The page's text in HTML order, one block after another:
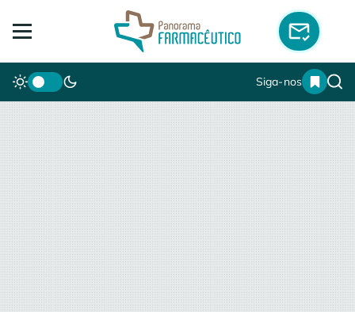
Siga-nos